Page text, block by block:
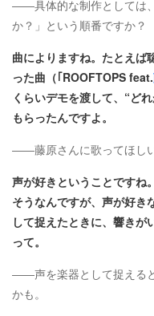
――具体的な制作としては
か？」という順番ですか？
曲によりますね。たとえば
った曲（｢ROOFTOPS feat.
くらいデモを渡して、“ど
もらったんですよ。
――藤原さんに歌ってほし
声が好きということですね
そうなんですが、声が好き
して捉えたときに、響きが
って。
――声を楽器として捉える
かも。